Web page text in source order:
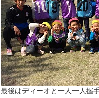
最後はディーオと一人一人握